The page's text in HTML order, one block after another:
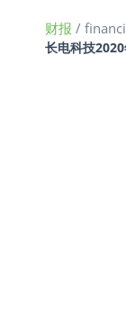
财报 /
长电科技